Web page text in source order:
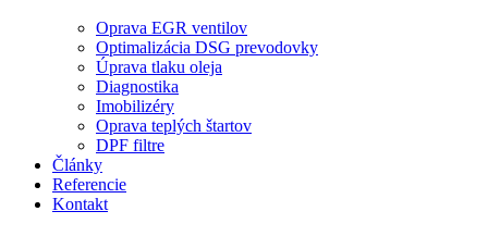
Oprava EGR ventilov
Optimalizácia DSG prevodovky
Úprava tlaku oleja
Diagnostika
Imobilizéry
Oprava teplých štartov
DPF filtre
Články
Referencie
Kontakt